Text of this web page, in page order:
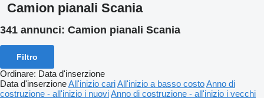
Camion pianali Scania
341 annunci: Camion pianali Scania
Filtro
Ordinare: Data d'inserzione
Data d'inserzioneAll'inizio cariAll'inizio a basso costoAnno di
costruzione - all'inizio i nuoviAnno di costruzione - all'inizio i vecchi